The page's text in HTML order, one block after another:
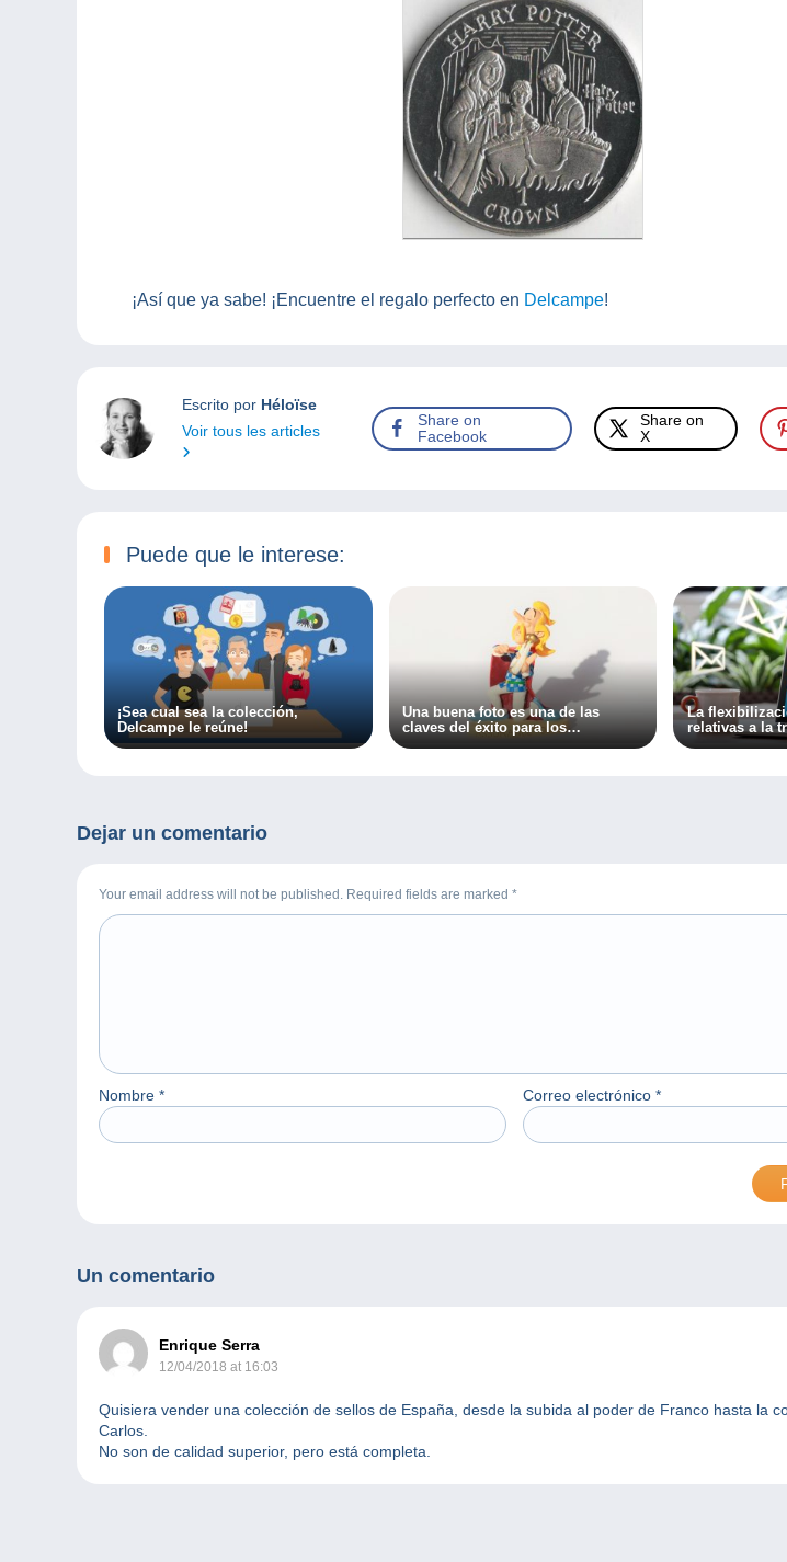
¡Así que ya sabe! ¡Encuentre el regalo perfecto en Delcampe!
Escrito por Héloïse
Voir tous les articles
Share on
Facebook
Share on
X
Puede que le interese:
¡Sea cual sea la colección,
Delcampe le reúne!
Una buena foto es una de las
claves del éxito para los
vendedores en Delcampe
La
relativas a la
direcciones
Dejar un comentario
Your email address will not be published. Required fields are marked *
Nombre * Correo electrónico *
Un comentario
Enrique Serra
12/04/2018 at 16:03
Quisiera vender una colección de sellos de España, desde la subida al poder de Franco hasta la
Carlos.
No son de calidad superior, pero está completa.